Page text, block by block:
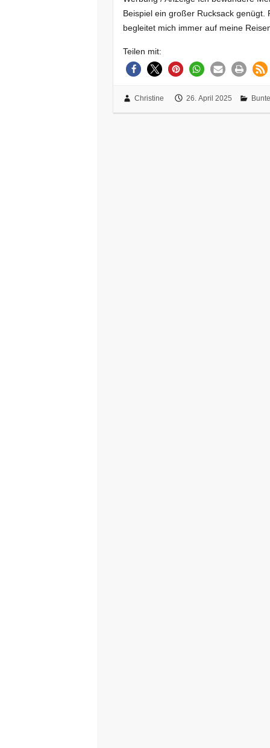
Beispiel ein großer Rucksack
begleitet mich immer auf meine
Teilen mit:
Christine 26. April 2025